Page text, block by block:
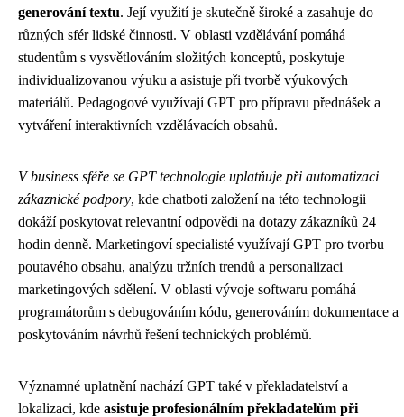
generování textu. Její využití je skutečně široké a zasahuje do
různých sfér lidské činnosti. V oblasti vzdělávání pomáhá
studentům s vysvětlováním složitých konceptů, poskytuje
individualizovanou výuku a asistuje při tvorbě výukových
materiálů. Pedagogové využívají GPT pro přípravu přednášek a
vytváření interaktivních vzdělávacích obsahů.
V business sféře se GPT technologie uplatňuje při automatizaci
zákaznické podpory, kde chatboti založení na této technologii
dokáží poskytovat relevantní odpovědi na dotazy zákazníků 24
hodin denně. Marketingoví specialisté využívají GPT pro tvorbu
poutavého obsahu, analýzu tržních trendů a personalizaci
marketingových sdělení. V oblasti vývoje softwaru pomáhá
programátorům s debugováním kódu, generováním dokumentace a
poskytováním návrhů řešení technických problémů.
Významné uplatnění nachází GPT také v překladatelství a
lokalizaci, kde asistuje profesionálním překladatelům při